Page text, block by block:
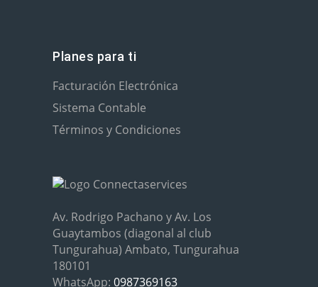
Planes para ti
Facturación Electrónica
Sistema Contable
Términos y Condiciones
Av. Rodrigo Pachano y Av. Los
Guaytambos (diagonal al club
Tungurahua) Ambato, Tungurahua
180101
WhatsApp: 0987369163